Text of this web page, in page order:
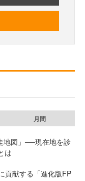
月間
地図」──現在地を診
は
貢献する「進化版FP